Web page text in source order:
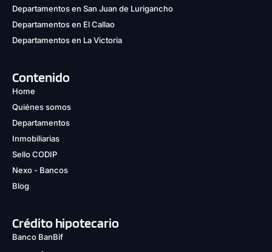
Departamentos en San Juan de Lurigancho
Departamentos en El Callao
Departamentos en La Victoria
Contenido
Home
Quiénes somos
Departamentos
Inmobiliarias
Sello CODIP
Nexo - Bancos
Blog
Crédito hipotecario
Banco BanBif